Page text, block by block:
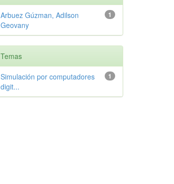
1
Arbuez Gúzman, Adilson
Geovany
Temas
1
Simulación por computadores
digit...